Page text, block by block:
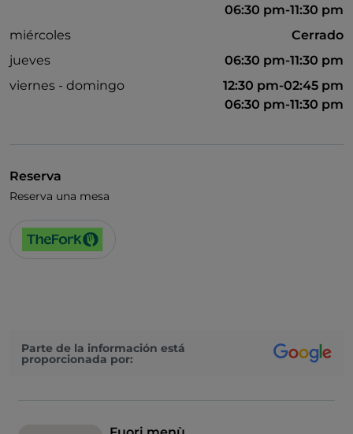
Wi-Fi
06:30 pm-11:30 pm
miércoles
Cerrado
jueves
06:30 pm-11:30 pm
viernes - domingo
12:30 pm-02:45 pm
06:30 pm-11:30 pm
Reserva
Reserva una mesa
Parte de la información está
proporcionada por: